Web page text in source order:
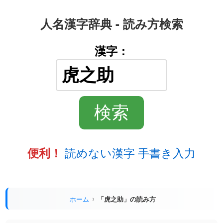
人名漢字辞典 - 読み方検索
漢字：
便利！ 読めない漢字 手書き入力
ホーム 「虎之助」の読み方